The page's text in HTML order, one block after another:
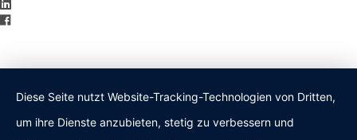
Diese Seite nutzt Website-Tracking-Technologien von Dritten,
um ihre Dienste anzubieten, stetig zu verbessern und